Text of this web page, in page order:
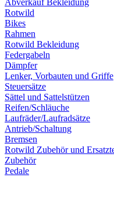
Abverkauf Bekleidung
Rotwild
Bikes
Rahmen
Rotwild Bekleidung
Federgabeln
Dämpfer
Lenker, Vorbauten und Griffe
Steuersätze
Sättel und Sattelstützen
Reifen/Schläuche
Laufräder/Laufradsätze
Antrieb/Schaltung
Bremsen
Rotwild Zubehör und
Zubehör
Pedale